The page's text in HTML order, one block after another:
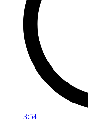
3:54